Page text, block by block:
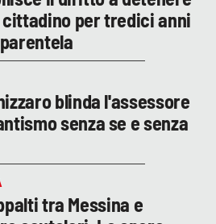
per tredici anni
blinda l'assessore
senza se e senza
tra Messina e